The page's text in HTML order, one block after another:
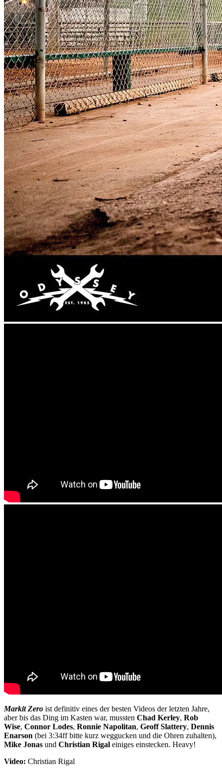
Markit Zero ist definitiv eines der besten Videos der letzten Jahre,
aber bis das Ding im Kasten war, mussten Chad Kerley, Rob
Wise, Connor Lodes, Ronnie Napolitan, Geoff Slattery, Dennis
Enarson (bei 3:34ff bitte kurz weggucken und die Ohren zuhalten),
Mike Jonas und Christian Rigal einiges einstecken. Heavy!
Video: Christian Rigal